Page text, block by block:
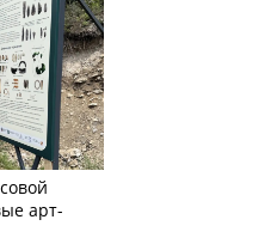
арт-